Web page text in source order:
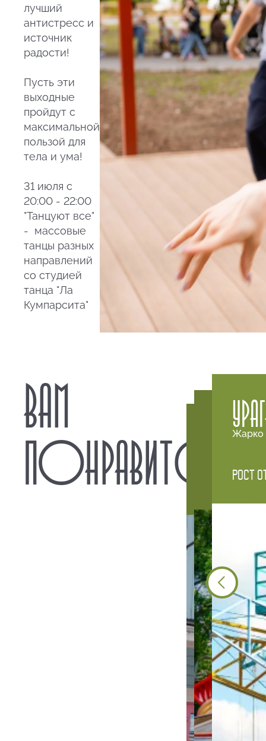
лучший
антистресс и
источник
радости!
Пусть эти
выходные
пройдут с
максимальной
пользой для
тела и ума!
31 июля с
20:00 - 22:00
"Танцуют все"
- массовые
танцы разных
направлений
со студией
танца "Ла
Кумпарсита"
ВАМ
ПОНРАВИТСЯ
БУСТЕР
многие
отваживаются
Рост от99
Жарко
Рост